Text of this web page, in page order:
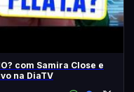
com Samira Close e
na DiaTV